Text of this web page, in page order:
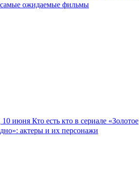
самые ожидаемые фильмы
10 июня Кто есть кто в сериале «Золотое
дно»: актеры и их персонажи